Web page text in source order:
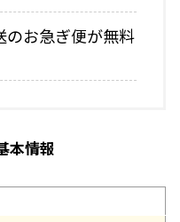
のお急ぎ便が無料
本情報